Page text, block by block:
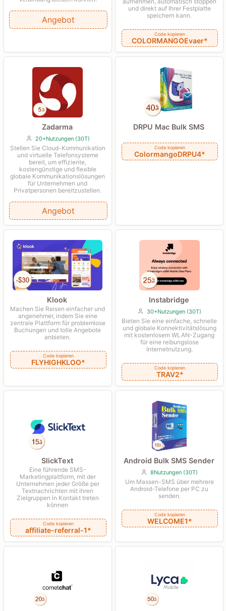
Angebot
und direkt auf Ihrer Festplatte
speichern kann.
Code kopieren
COLORMANGOEvaer*
Zadarma
20+Nutzungen (30T)
Stellen Sie Cloud-Kommunikation
und virtuelle Telefonsysteme
bereit, um effiziente,
kostengünstige und flexible
globale Kommunikationslösungen
für Unternehmen und
Privatpersonen bereitzustellen.
Angebot
DRPU Mac Bulk SMS
Code kopieren
ColormangoDRPU4*
Klook
Machen Sie Reisen einfacher und
angenehmer, indem Sie eine
zentrale Plattform für problemlose
Buchungen und tolle Angebote
anbieten.
Code kopieren
FLYHIGHKLOO*
Instabridge
30+Nutzungen (30T)
Bieten Sie eine einfache, schnelle
und globale Konnektivitätslösung
mit kostenlosem WLAN-Zugang
für eine reibungslose
Internetnutzung.
Code kopieren
TRAV2*
SlickText
Eine führende SMS-
Marketingplattform, mit der
Unternehmen jeder Größe per
Textnachrichten mit ihren
Zielgruppen in Kontakt treten
können
Code kopieren
affiliate-referral-1*
Android Bulk SMS Sender
8Nutzungen (30T)
Um Massen-SMS über mehrere
Android-Telefone per PC zu
senden.
Code kopieren
WELCOME1*